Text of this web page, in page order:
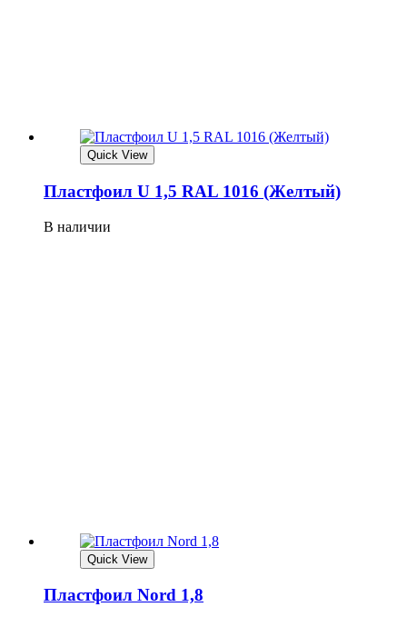
Quick View
Плaстфoил U 1,5 RAL 1016 (Жeлтый)
В наличии
Quick View
Плaстфoил Nord 1,8